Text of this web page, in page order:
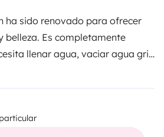
ha sido renovado para ofrecer
belleza. Es completamente
llenar agua, vaciar agua gris
Con un inversor de 1.200 vatios,
y teléfonos e incluso usar
un refrigerador nuevo que se
para que también podamos